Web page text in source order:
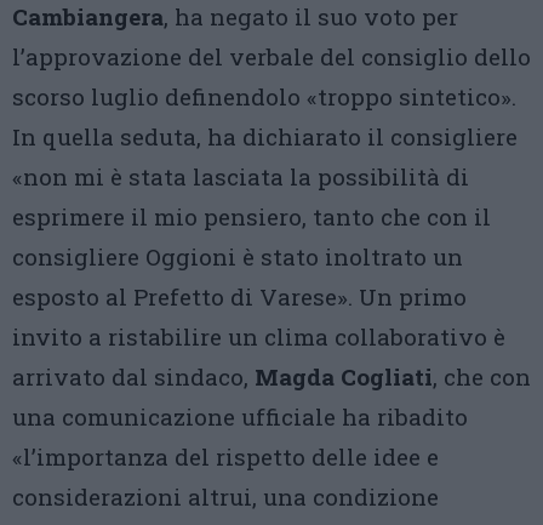
Cambiangera, ha negato il suo voto per
l’approvazione del verbale del consiglio dello
scorso luglio definendolo «troppo sintetico».
In quella seduta, ha dichiarato il consigliere
«non mi è stata lasciata la possibilità di
esprimere il mio pensiero, tanto che con il
consigliere Oggioni è stato inoltrato un
esposto al Prefetto di Varese». Un primo
invito a ristabilire un clima collaborativo è
arrivato dal sindaco, Magda Cogliati, che con
una comunicazione ufficiale ha ribadito
«l’importanza del rispetto delle idee e
considerazioni altrui, una condizione